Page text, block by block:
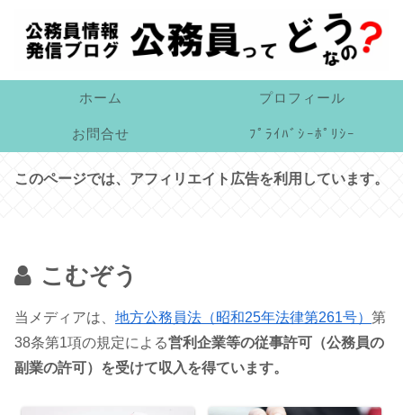
ホーム プロフィール
お問合せ ﾌﾟﾗｲﾊﾞｼｰﾎﾟﾘｼｰ
このページでは、アフィリエイト広告を利用しています。
こむぞう
当メディアは、 地方公務員法（昭和25年法律第261号） 第
38条第1項の規定による営利企業等の従事許可（公務員の
副業の許可）を受けて収入を得ています。